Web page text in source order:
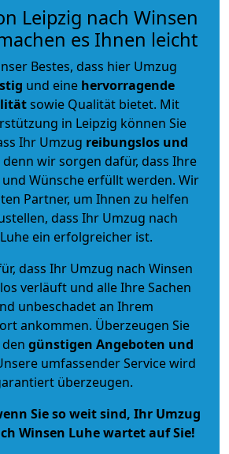
Leipzig nach Winsen
es Ihnen leicht
Bestes, dass hier Umzug
und eine hervorragende
sowie Qualität bietet. Mit
in Leipzig können Sie
Ihr Umzug reibungslos und
wir sorgen dafür, dass Ihre
Wünsche erfüllt werden. Wir
Partner, um Ihnen zu helfen
dass Ihr Umzug nach
ein erfolgreicher ist.
dass Ihr Umzug nach Winsen
verläuft und alle Ihre Sachen
unbeschadet an Ihrem
ankommen. Überzeugen Sie
günstigen Angeboten und
umfassender Service wird
überzeugen.
Sie so weit sind, Ihr Umzug
Winsen Luhe wartet auf Sie!